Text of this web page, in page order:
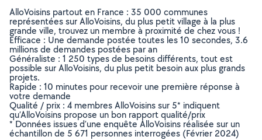
AlloVoisins partout en France : 35 000 communes
représentées sur AlloVoisins, du plus petit village à la plus
grande ville, trouvez un membre à proximité de chez vous !
Efficace : Une demande postée toutes les 10 secondes, 3.6
millions de demandes postées par an
Généraliste : 1 250 types de besoins différents, tout est
possible sur AlloVoisins, du plus petit besoin aux plus grands
projets.
Rapide : 10 minutes pour recevoir une première réponse à
votre demande
Qualité / prix : 4 membres AlloVoisins sur 5* indiquent
qu’AlloVoisins propose un bon rapport qualité/prix
* Données issues d’une enquête AlloVoisins réalisée sur un
échantillon de 5 671 personnes interrogées (Février 2024)